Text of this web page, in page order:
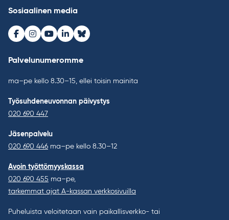
Sosiaalinen media
Facebook
Instagram
Youtube
LinkedInBluesky
Palvelunumeromme
ma–pe kello 8.30–15, ellei toisin mainita
Työsuhdeneuvonnan päivystys
020 690 447
Jäsenpalvelu
020 690 446 ma–pe kello 8.30–12
Avoin työttömyyskassa
020 690 455 ma–pe,
tarkemmat ajat A-kassan verkkosivuilla
Puheluista veloitetaan vain paikallisverkko- tai